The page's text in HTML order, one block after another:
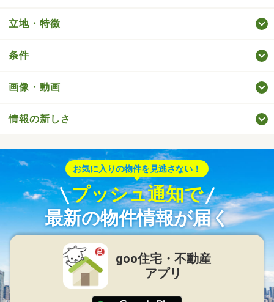
立地・特徴
条件
画像・動画
情報の新しさ
お気に入りの物件を見逃さない！
プッシュ通知で
最新の物件情報が届く
goo住宅・不動産
アプリ